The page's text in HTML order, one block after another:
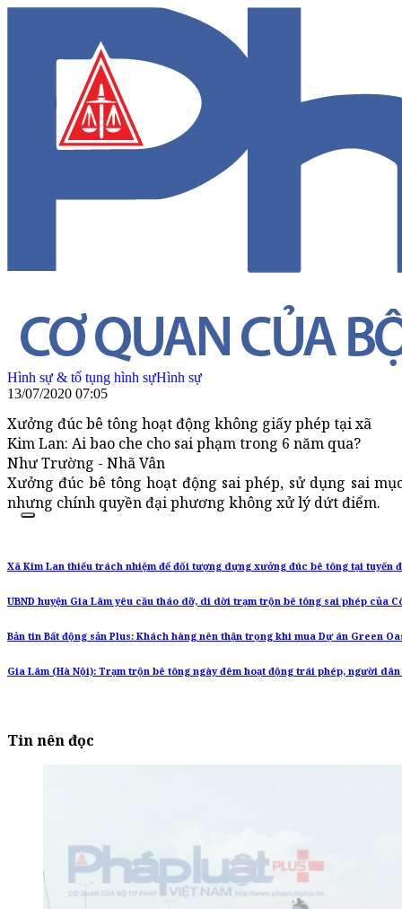
Hình sự & tố tụng hình sựHình sự
13/07/2020 07:05
Xưởng đúc bê tông hoạt động không giấy phép tại xã
Kim Lan: Ai bao che cho sai phạm trong 6 năm qua?
Như Trường - Nhã Vân
Xưởng đúc bê tông hoạt động sai phép, sử dụng sai
nhưng chính quyền đại phương không xử lý dứt điểm.
Xã Kim Lan thiếu trách nhiệm để đối tượng dựng xưởng đúc bê tông tại tuyến
UBND huyện Gia Lâm yêu cầu tháo dỡ, di dời trạm trộn bê tông sai phép của
Bản tin Bất động sản Plus: Khách hàng nên thận trọng khi mua Dự án Green
Gia Lâm (Hà Nội): Trạm trộn bê tông ngày đêm hoạt động trái phép, người
Tin nên đọc